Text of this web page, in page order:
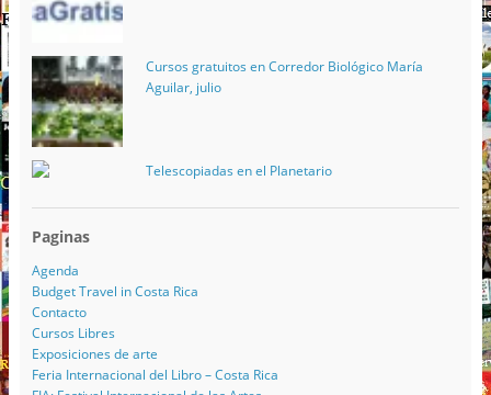
Cursos gratuitos en Corredor Biológico María
Aguilar, julio
Telescopiadas en el Planetario
Paginas
Agenda
Budget Travel in Costa Rica
Contacto
Cursos Libres
Exposiciones de arte
Feria Internacional del Libro – Costa Rica